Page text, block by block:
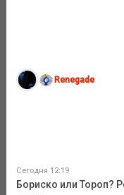
Renegade
Сегодня 12:19
Бориско или Тороп?